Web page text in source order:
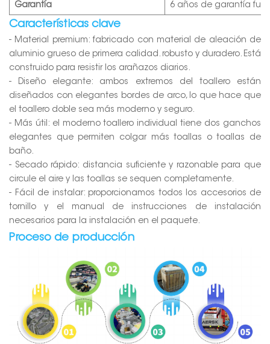
Garantía 6 años de garantía
Características clave
- Material premium: fabricado con material de aleación de
aluminio grueso de primera calidad. robusto y duradero. Está
construido para resistir los arañazos diarios.
- Diseño elegante: ambos extremos del toallero están
diseñados con elegantes bordes de arco, lo que hace que
el toallero doble sea más moderno y seguro.
- Más útil: el moderno toallero individual tiene dos ganchos
elegantes que permiten colgar más toallas o toallas de
baño.
- Secado rápido: distancia suficiente y razonable para que
circule el aire y las toallas se sequen completamente.
- Fácil de instalar: proporcionamos todos los accesorios de
tornillo y el manual de instrucciones de instalación
necesarios para la instalación en el paquete.
Proceso de producción